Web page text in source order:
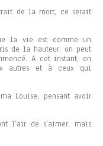
de la mort, ce serait
la vie est comme un
de la hauteur, on peut
A cet instant, on
autres et à ceux qui
Louise, pensant avoir
l’air de s’aimer, mais